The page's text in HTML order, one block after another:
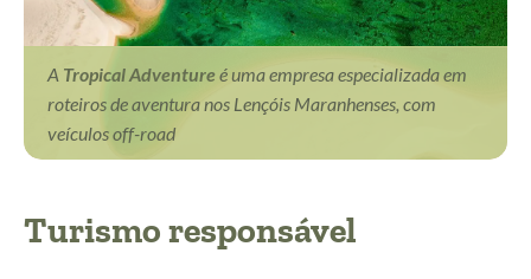
A Tropical Adventureé uma empresa especializada em
roteiros de aventura nos Lençóis Maranhenses, com
veículos off-road
Turismo responsável